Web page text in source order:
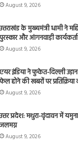
August 9, 2026
उत्तराखंड के मुख्यमंत्री धामी ने
पुरस्कार और आंगनवाड़ी
August 9, 2026
एयर इंडिया ने फुकेत-दिल्ली
फेल होने की खबरों पर प्रतिक्रिया
August 9, 2026
उत्तर प्रदेश: मथुरा-वृंदावन में यमुना
जलमग्न
August 9, 2026